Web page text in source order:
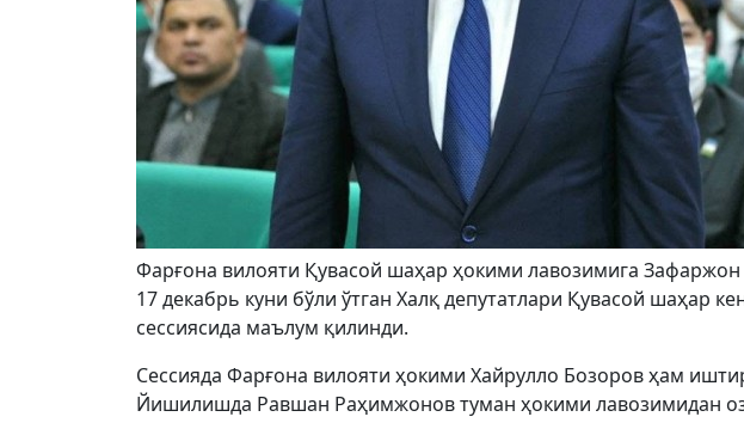
Фарғона вилояти Қувасой шаҳар ҳокими лавозимига Зафаржон
17 декабрь куни бўли ўтган Халқ депутатлари Қувасой шаҳар
сессиясида маълум қилинди.
Сессияда Фарғона вилояти ҳокими Хайрулло Бозоров ҳам
Йишилишда Равшан Раҳимжонов туман ҳокими лавозимидан